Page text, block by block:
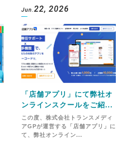
Jun. 22, 2026
「店舗アプリ」にて弊社オ
ンラインスクールをご紹...
この度、株式会社トランスメディ
アGPが運営する「店舗アプリ」に
て、弊社オンライン...